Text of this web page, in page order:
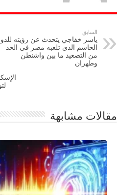
السابق
ياسر خفاجي يتحدث عن رؤيته
الحاسم الذي تلعبه مصر في الحد
من التصعيد ما بين واشنطن
وطهران
مقالات مشابهة